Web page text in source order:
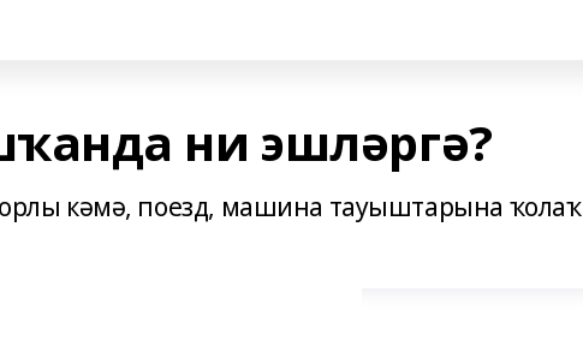
ни эшләргә?
кәмә, поезд, машина тауыштарына ҡолаҡ